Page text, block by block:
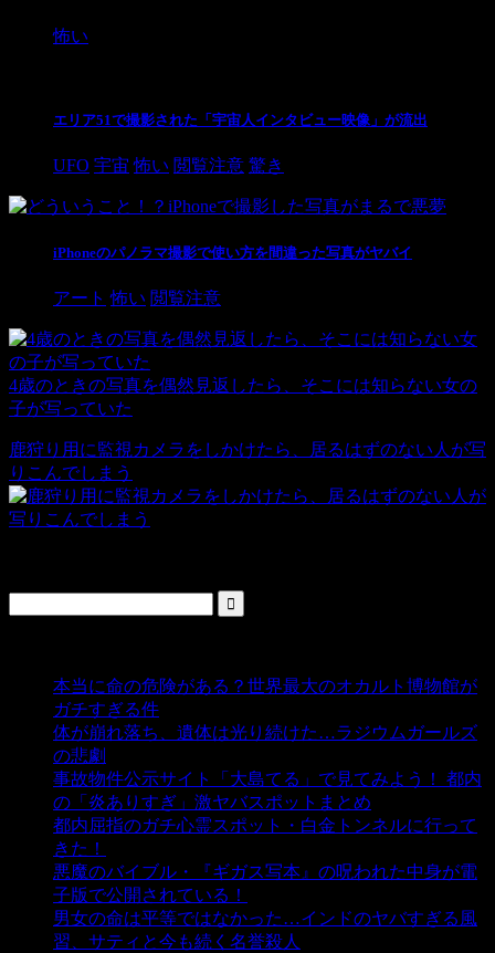
怖い
エリア51で撮影された「宇宙人インタビュー映像」が流出
UFO 宇宙 怖い 閲覧注意 驚き
iPhoneのパノラマ撮影で使い方を間違った写真がヤバイ
アート 怖い 閲覧注意
4歳のときの写真を偶然見返したら、そこには知らない女の
子が写っていた
鹿狩り用に監視カメラをしかけたら、居るはずのない人が写
りこんでしまう
本当に命の危険がある？世界最大のオカルト博物館が
ガチすぎる件
体が崩れ落ち、遺体は光り続けた…ラジウムガールズ
の悲劇
事故物件公示サイト「大島てる」で見てみよう！ 都内
の「炎ありすぎ」激ヤバスポットまとめ
都内屈指のガチ心霊スポット・白金トンネルに行って
きた！
悪魔のバイブル・『ギガス写本』の呪われた中身が電
子版で公開されている！
男女の命は平等ではなかった…インドのヤバすぎる風
習、サティと今も続く名誉殺人